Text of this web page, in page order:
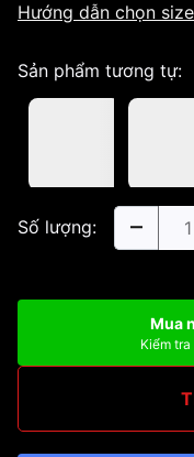
Hướng dẫn chọn size
Sản phẩm tương tự:
Số lượng:
Mua
Kiểm